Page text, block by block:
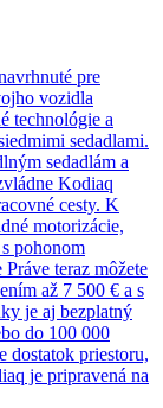
pre
vozidla
technológie a
sedadlami.
sedadlám a
Kodiaq
cesty. K
motorizácie,
pohonom
teraz môžete
až 7 500 € a s
je aj bezplatný
do 100 000
dostatok priestoru,
je pripravená na